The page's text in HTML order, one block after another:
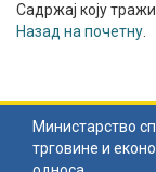
Садржај коју
Назад на почетну
Министарство
трговине и